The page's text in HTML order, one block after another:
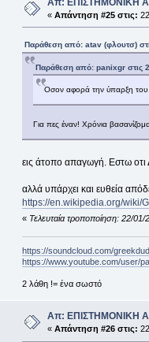
Απ: ΕΠΙΣΤΗΜΟΝΙΚΗ
« Απάντηση #25 στις:
Παράθεση από: atav (φλουτσ)
Παράθεση από: panixgr στις
Οσον αφορά την ύπαρξη του
Για πες έναν! Χρόνια
εις άτοπο απαγωγή. Εστω
αλλά υπάρχει και ευθεία
https://en.wikipedia.org/wiki/
« Τελευταία τροποποίηση: 22/
https://soundcloud.com/
https://www.youtube.com/user/
2 λάθη != ένα σωστό
Απ: ΕΠΙΣΤΗΜΟΝΙΚΗ
« Απάντηση #26 στις: